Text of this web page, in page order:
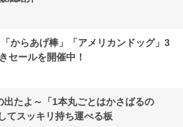
からあげ棒」「アメリカンドッグ」3
セールを開催中！
出たよ～「1本丸ごとはかさばるの
てスッキリ持ち運べる板